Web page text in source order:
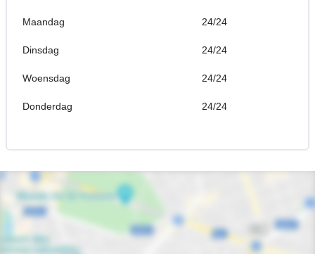
Maandag 24/24
Dinsdag 24/24
Woensdag 24/24
Donderdag 24/24